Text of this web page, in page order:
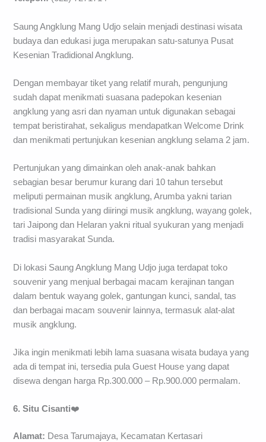
Saung Angklung Mang Udjo selain menjadi destinasi wisata
budaya dan edukasi juga merupakan satu-satunya Pusat
Kesenian Tradidional Angklung.
Dengan membayar tiket yang relatif murah, pengunjung
sudah dapat menikmati suasana padepokan kesenian
angklung yang asri dan nyaman untuk digunakan sebagai
tempat beristirahat, sekaligus mendapatkan Welcome Drink
dan menikmati pertunjukan kesenian angklung selama 2 jam.
Pertunjukan yang dimainkan oleh anak-anak bahkan
sebagian besar berumur kurang dari 10 tahun tersebut
meliputi permainan musik angklung, Arumba yakni tarian
tradisional Sunda yang diiringi musik angklung, wayang golek,
tari Jaipong dan Helaran yakni ritual syukuran yang menjadi
tradisi masyarakat Sunda.
Di lokasi Saung Angklung Mang Udjo juga terdapat toko
souvenir yang menjual berbagai macam kerajinan tangan
dalam bentuk wayang golek, gantungan kunci, sandal, tas
dan berbagai macam souvenir lainnya, termasuk alat-alat
musik angklung.
Jika ingin menikmati lebih lama suasana wisata budaya yang
ada di tempat ini, tersedia pula Guest House yang dapat
disewa dengan harga Rp.300.000 – Rp.900.000 permalam.
6. Situ Cisanti❤️
Alamat: Desa Tarumajaya, Kecamatan Kertasari